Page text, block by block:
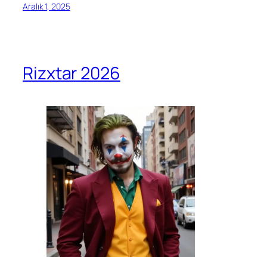
Aralık 1, 2025
Rizxtar 2026